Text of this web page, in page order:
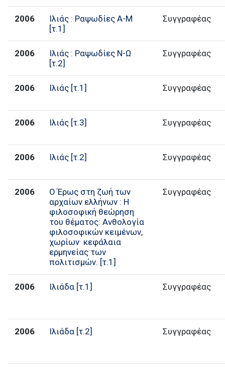
2006
Ιλιάς : Ραψωδίες Α-Μ
[τ.1]
Συγγραφέας
2006
Ιλιάς : Ραψωδίες Ν-Ω
[τ.2]
Συγγραφέας
2006 Ιλιάς [τ.1] Συγγραφέας
2006 Ιλιάς [τ.3] Συγγραφέας
2006 Ιλιάς [τ.2] Συγγραφέας
2006
Ο Έρως στη ζωή των
αρχαίων ελλήνων : Η
φιλοσοφική θεώρηση
του θέματος: Ανθολογία
φιλοσοφικών κειμένων,
χωρίων· κεφάλαια
ερμηνείας των
πολιτισμών. [τ.1]
Συγγραφέας
2006 Ιλιάδα [τ.1] Συγγραφέας
2006 Ιλιάδα [τ.2] Συγγραφέας